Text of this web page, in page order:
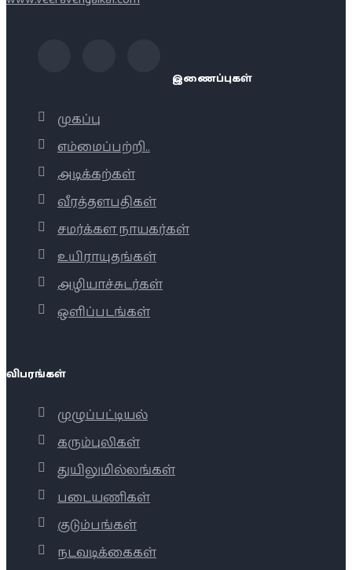
இணைப்புகள்
முகப்பு
எம்மைப்பற்றி..
அடிக்கற்கள்
வீரத்தளபதிகள்
சமர்க்கள நாயகர்கள்
உயிராயுதங்கள்
அழியாச்சுடர்கள்
ஒளிப்படங்கள்
விபரங்கள்
முழுப்பட்டியல்
கரும்புலிகள்
துயிலுமில்லங்கள்
படையணிகள்
குடும்பங்கள்
நடவடிக்கைகள்